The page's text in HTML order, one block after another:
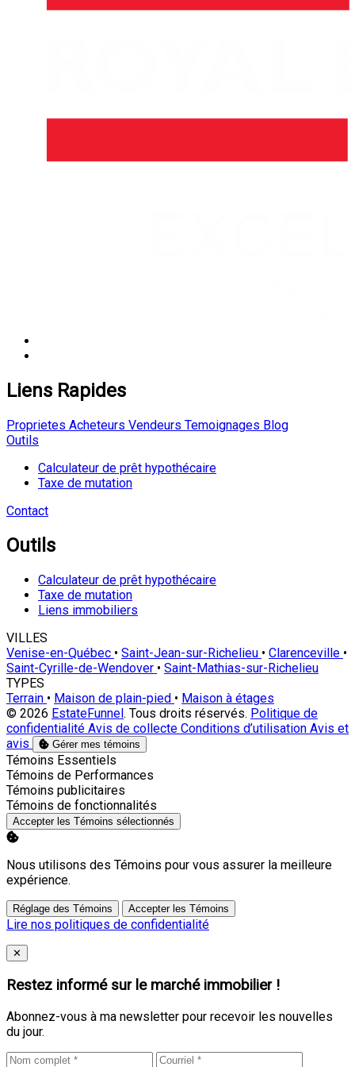
Liens Rapides
Proprietes Acheteurs Vendeurs Temoignages Blog
Outils
Calculateur de prêt hypothécaire
Taxe de mutation
Contact
Outils
Calculateur de prêt hypothécaire
Taxe de mutation
Liens immobiliers
VILLES
Venise-en-Québec • Saint-Jean-sur-Richelieu • Clarenceville •
Saint-Cyrille-de-Wendover • Saint-Mathias-sur-Richelieu
TYPES
Terrain • Maison de plain-pied • Maison à étages
© 2026 EstateFunnel. Tous droits réservés. Politique de
confidentialité Avis de collecte Conditions d’utilisation Avis et
avis
Gérer mes témoins
Activer
Témoins Essentiels
Activer
Témoins de Performances
Activer
Témoins publicitaires
Activer
Témoins de fonctionnalités
Accepter les Témoins sélectionnés
Nous utilisons des Témoins pour vous assurer la meilleure
expérience.
Réglage des Témoins Accepter les Témoins
Lire nos politiques de confidentialité
Close
✕
Restez informé sur le marché immobilier !
Abonnez-vous à ma newsletter pour recevoir les nouvelles
du jour.